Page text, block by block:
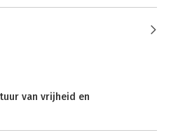
Het leven en werken in
raamwerk stelt internationale
Erin Meyer
van vrijheid en